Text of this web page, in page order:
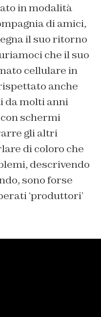
in modalità
di amici,
il suo ritorno
che il suo
cellulare in
anche
da molti anni
schermi
gli altri
di coloro che
descrivendo
sono forse
‘produttori’